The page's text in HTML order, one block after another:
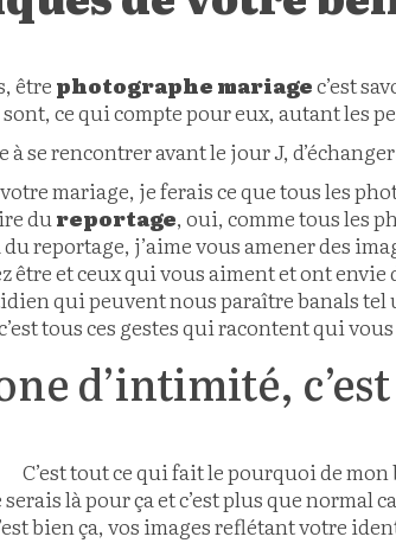
être photographe mariagec’est
ce qui compte pour eux, autant les
se rencontrer avant le jour J,
mariage, je ferais ce que tous les
dureportage, oui, comme tous les
reportage, j’aime vous amener des
être et ceux qui vous aiment et ont envie
qui peuvent nous paraître banals
tous ces gestes qui racontent qui
d’intimité,
C’est tout ce qui fait le pourquoi de mon
là pour ça et c’est plus que normal
bien ça, vos images reflétant votre